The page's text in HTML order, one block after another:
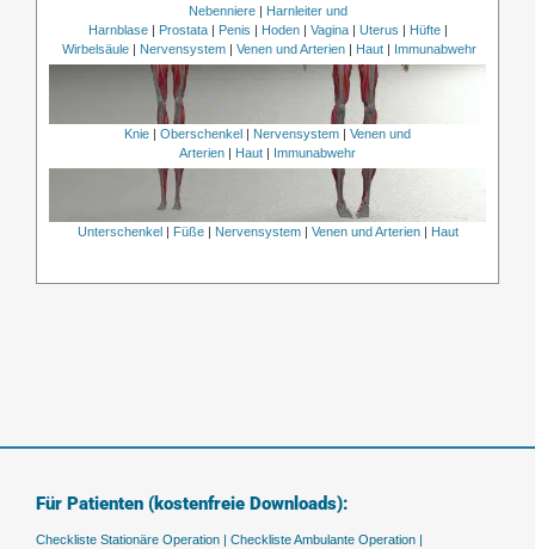
Nebenniere| Harnleiter und
Harnblase| Prostata| Penis | Hoden| Vagina| Uterus | Hüfte|
Wirbelsäule | Nervensystem | Venen und Arterien | Haut | Immunabwehr
Knie Oberschenkel Nervensystem
Venen und
Arterien
Haut Immunabwehr
Unterschenkel Füße| Nervensystem| Venen und Arterien| Haut
Für Patienten (kostenfreie Downloads):
Checkliste Stationäre Operation | Checkliste Ambulante Operation |